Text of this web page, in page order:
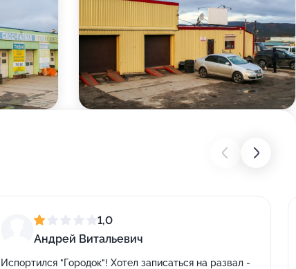
1,0
Андрей Витальевич
Испортился "Городок"! Хотел записаться на развал -